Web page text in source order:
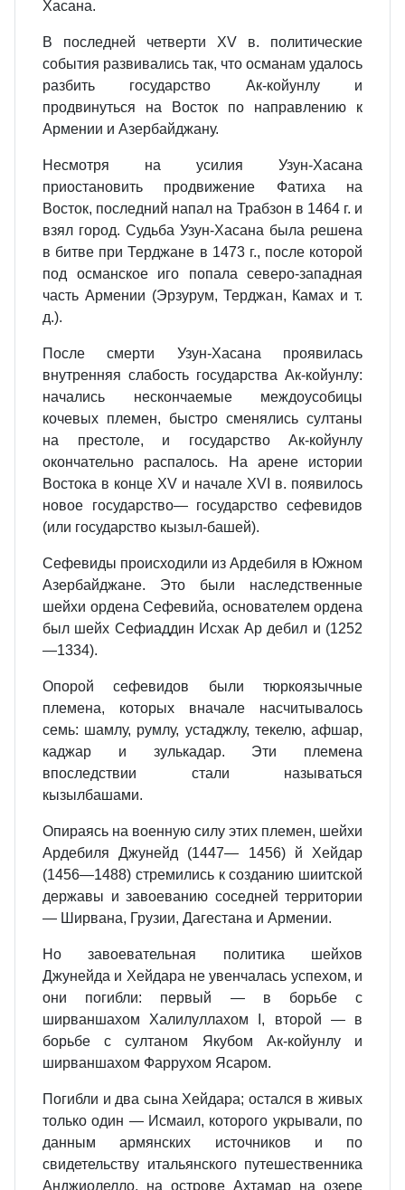
Хасана.
В последней четверти XV в. политические
события развивались так, что османам удалось
разбить государство Ак-койунлу и
продвинуться на Восток по направлению к
Армении и Азербайджану.
Несмотря на усилия Узун-Хасана
приостановить продвижение Фатиха на
Восток, последний напал на Трабзон в 1464 г. и
взял город. Судьба Узун-Хасана была решена
в битве при Терджане в 1473 г., после которой
под османское иго попала северо-западная
часть Армении (Эрзурум, Терджан, Камах и т.
д.).
После смерти Узун-Хасана проявилась
внутренняя слабость государства Ак-койунлу:
начались нескончаемые междоусобицы
кочевых племен, быстро сменялись султаны
на престоле, и государство Ак-койунлу
окончательно распалось. На арене истории
Востока в конце XV и начале XVI в. появилось
новое государство— государство сефевидов
(или государство кызыл-башей).
Сефевиды происходили из Ардебиля в Южном
Азербайджане. Это были наследственные
шейхи ордена Сефевийа, основателем ордена
был шейх Сефиаддин Исхак Ар дебил и (1252
—1334).
Опорой сефевидов были тюркоязычные
племена, которых вначале насчитывалось
семь: шамлу, румлу, устаджлу, текелю, афшар,
каджар и зулькадар. Эти племена
впоследствии стали называться
кызылбашами.
Опираясь на военную силу этих племен, шейхи
Ардебиля Джунейд (1447— 1456) й Хейдар
(1456—1488) стремились к созданию шиитской
державы и завоеванию соседней территории
— Ширвана, Грузии, Дагестана и Армении.
Но завоевательная политика шейхов
Джунейда и Хейдара не увенчалась успехом, и
они погибли: первый — в борьбе с
ширваншахом Халилуллахом I, второй — в
борьбе с султаном Якубом Ак-койунлу и
ширваншахом Фаррухом Ясаром.
Погибли и два сына Хейдара; остался в живых
только один — Исмаил, которого укрывали, по
данным армянских источников и по
свидетельству итальянского путешественника
Анджиолелло, на острове Ахтамар на озере